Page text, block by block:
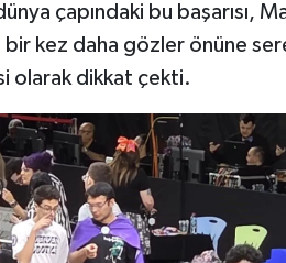
çapındaki bu başarısı,
bir kez daha gözler önüne
olarak dikkat çekti.